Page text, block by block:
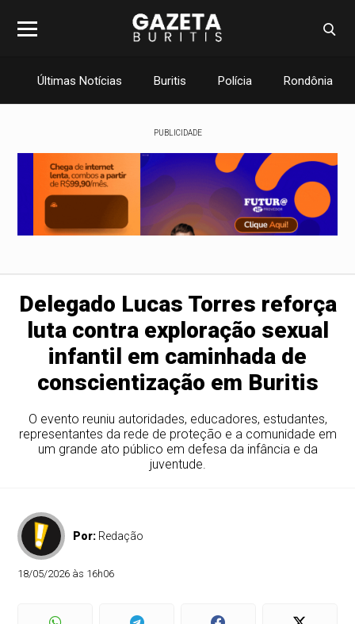
Últimas Notícias Buritis Polícia Rondônia
PUBLICIDADE
Delegado Lucas Torres reforça
luta contra exploração sexual
infantil em caminhada de
conscientização em Buritis
O evento reuniu autoridades, educadores, estudantes,
representantes da rede de proteção e a comunidade em
um grande ato público em defesa da infância e da
juventude.
Por: Redação
18/05/2026 às 16h06